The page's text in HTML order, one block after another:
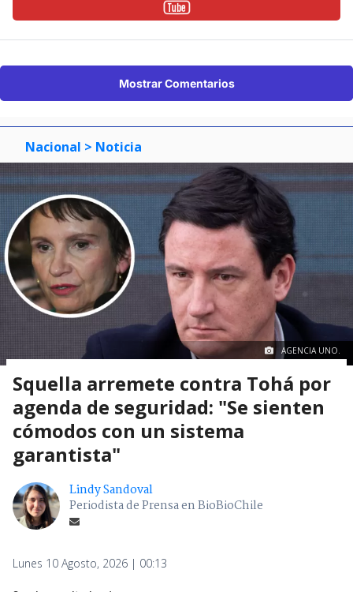
Mostrar Comentarios
Nacional > Noticia
AGENCIA UNO.
Squella arremete contra Tohá por
agenda de seguridad: "Se sienten
cómodos con un sistema
garantista"
Lindy Sandoval
Periodista de Prensa en BioBioChile
Lunes 10 Agosto, 2026 | 00:13